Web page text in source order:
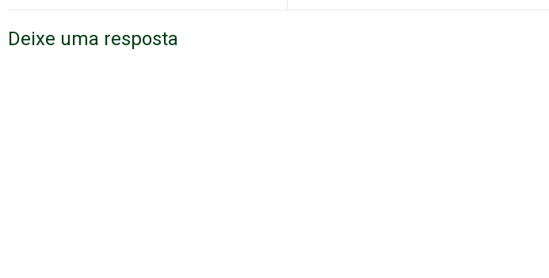
Deixe uma resposta